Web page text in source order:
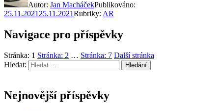
Autor: Jan MacháčekPublikováno:
25.11.2021 25.11.2021Rubriky: AR
Navigace pro příspěvky
Stránka: 1 Stránka: 2 … Stránka: 7 Další stránka
Hledat:
Hledání
Nejnovější příspěvky